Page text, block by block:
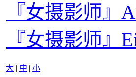
『女摄影师』
『女摄影师』
大 | 中 | 小